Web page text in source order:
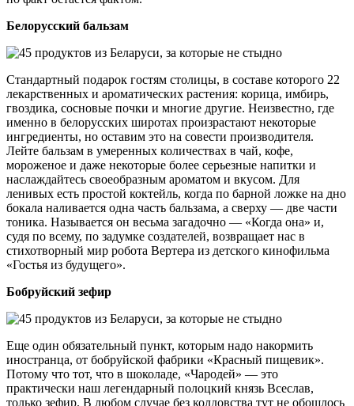
Белорусский бальзам
Стандартный подарок гостям столицы, в составе которого 22
лекарственных и ароматических растения: корица, имбирь,
гвоздика, сосновые почки и многие другие. Неизвестно, где
именно в белорусских широтах произрастают некоторые
ингредиенты, но оставим это на совести производителя.
Лейте бальзам в умеренных количествах в чай, кофе,
мороженое и даже некоторые более серьезные напитки и
наслаждайтесь своеобразным ароматом и вкусом. Для
ленивых есть простой коктейль, когда по барной ложке на дно
бокала наливается одна часть бальзама, а сверху — две части
тоника. Называется он весьма загадочно — «Когда она» и,
судя по всему, по задумке создателей, возвращает нас в
стихотворный мир робота Вертера из детского кинофильма
«Гостья из будущего».
Бобруйский зефир
Еще один обязательный пункт, которым надо накормить
иностранца, от бобруйской фабрики «Красный пищевик».
Потому что тот, что в шоколаде, «Чародей» — это
практически наш легендарный полоцкий князь Всеслав,
только зефир. В любом случае без колдовства тут не обошлось